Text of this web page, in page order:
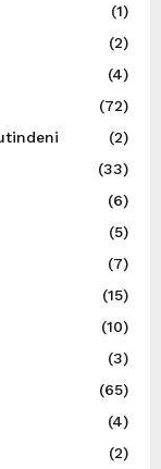
(1)
(2)
(4)
(72)
(2)
(33)
(6)
(5)
(7)
(15)
(10)
(3)
(65)
(4)
(2)